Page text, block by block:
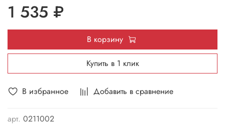
В избранное Добавить в сравнение
арт. 0211002
1 535 ₽
В корзину
Купить в 1 клик